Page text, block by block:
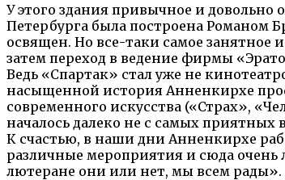
У этого здания привычное и довольно
Петербурга была построена Романом
освящен. Но все-таки самое занятное
затем переход в ведение фирмы
Ведь «Спартак» стал уже не
насыщенной история Анненкирхе
современного искусства («Страх»,
началось далеко не с самых приятных
К счастью, в наши дни Анненкирхе
различные мероприятия и сюда очень
лютеране они или нет, мы всем рады».